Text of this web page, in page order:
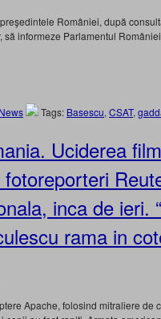
României, după
să informeze Parlamentul
Tags: Basescu, CSAT,
Uciderea
inca de ieri.
rama in
Apache, folosind mitraliere de